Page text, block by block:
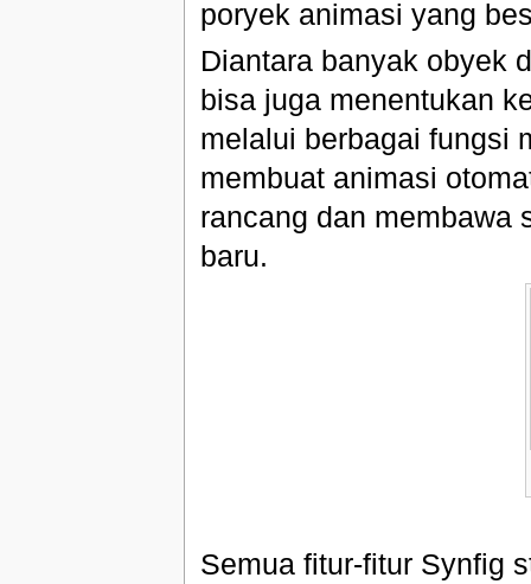
poryek animasi yang
Diantara banyak obyek
bisa juga menentukan
melalui berbagai fungsi
membuat animasi
rancang dan membawa
baru.
Semua fitur-fitur Synfig